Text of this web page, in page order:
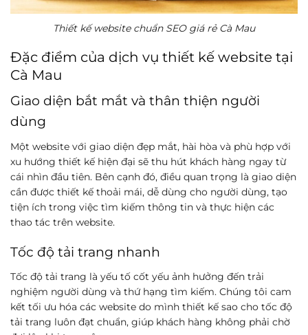
Thiết kế website chuẩn SEO giá rẻ Cà Mau
Đặc điểm của dịch vụ thiết kế website tại
Cà Mau
Giao diện bắt mắt và thân thiện người
dùng
Một website với giao diện đẹp mắt, hài hòa và phù hợp với
xu hướng thiết kế hiện đại sẽ thu hút khách hàng ngay từ
cái nhìn đầu tiên. Bên cạnh đó, điều quan trọng là giao diện
cần được thiết kế thoải mái, dễ dùng cho người dùng, tạo
tiện ích trong việc tìm kiếm thông tin và thực hiện các
thao tác trên website.
Tốc độ tải trang nhanh
Tốc độ tải trang là yếu tố cốt yếu ảnh hưởng đến trải
nghiệm người dùng và thứ hạng tìm kiếm. Chúng tôi cam
kết tối ưu hóa các website do mình thiết kế sao cho tốc độ
tải trang luôn đạt chuẩn, giúp khách hàng không phải chờ